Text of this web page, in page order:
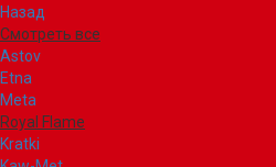
Назад
Смотреть все
Astov
Etna
Meta
Royal Flame
Kratki